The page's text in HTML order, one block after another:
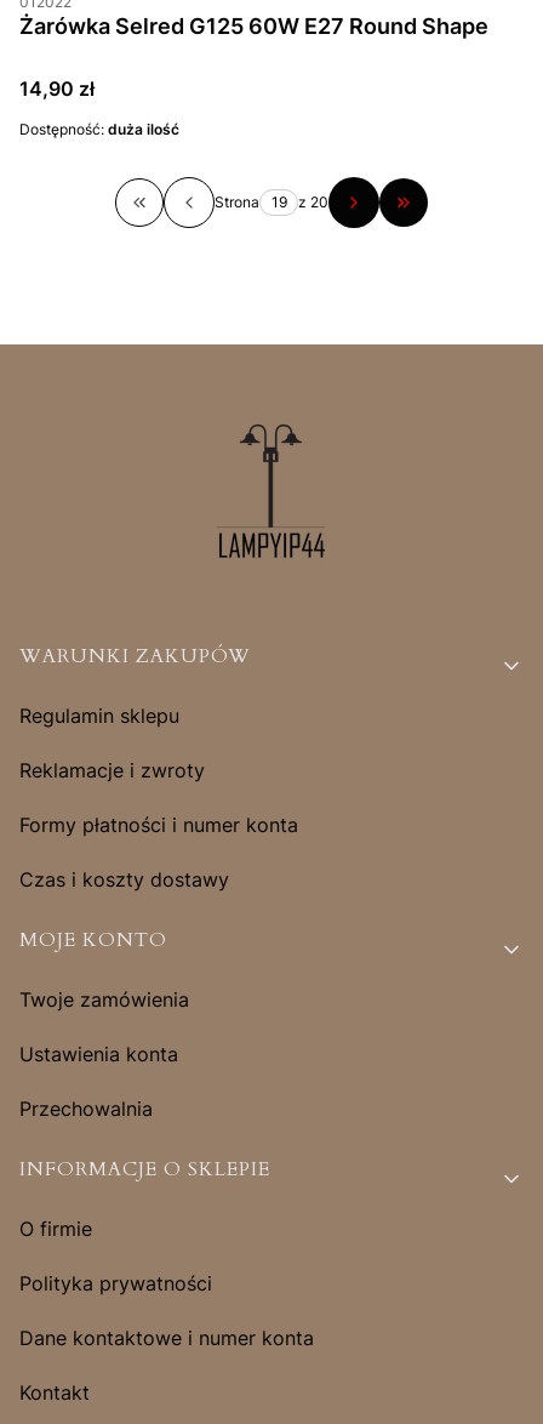
Żarówka Selred G125 60W E27 Round Shape
Cena
14,90 zł
Dostępność: duża ilość
Wróć do pierwszej strony z produktami
Strona z 20 Przejdź do
Linki w stopce
WARUNKI ZAKUPÓW
Regulamin sklepu
Reklamacje i zwroty
Formy płatności i numer konta
Czas i koszty dostawy
MOJE KONTO
Twoje zamówienia
Ustawienia konta
Przechowalnia
INFORMACJE O SKLEPIE
O firmie
Polityka prywatności
Dane kontaktowe i numer konta
Kontakt